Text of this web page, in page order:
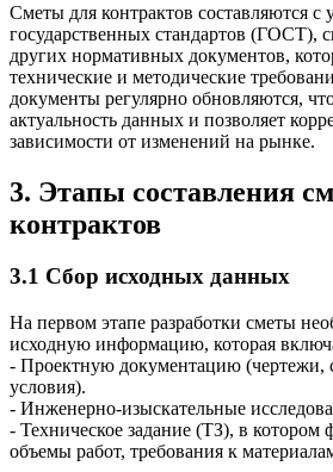
Сметы для контрактов составляются
государственных стандартов (ГОСТ),
других нормативных документов,
технические и методические
документы регулярно обновляются,
актуальность данных и позволяет
зависимости от изменений на рынке.
3. Этапы составления
контрактов
3.1 Сбор исходных данных
На первом этапе разработки сметы
исходную информацию, которая
- Проектную документацию (чертежи,
условия).
- Инженерно-изыскательные
- Техническое задание (ТЗ), в котором
объемы работ, требования к